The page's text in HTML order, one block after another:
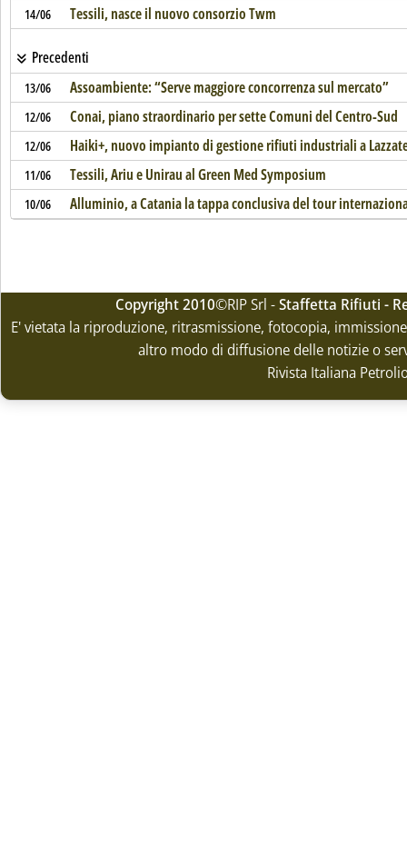
14/06 Tessili, nasce il nuovo consorzio Twm
Precedenti
13/06 Assoambiente: “Serve maggiore concorrenza sul mercato”
12/06 Conai, piano straordinario per sette Comuni del Centro-Sud
12/06 Haiki+, nuovo impianto di gestione rifiuti industriali a
11/06 Tessili, Ariu e Unirau al Green Med Symposium
10/06 Alluminio, a Catania la tappa conclusiva del tour
Copyright 2010©RIP Srl -Staffetta Rifiuti -
E' vietata la riproduzione, ritrasmissione, fotocopia,
altro modo di diffusione delle notizie o
Rivista Italiana